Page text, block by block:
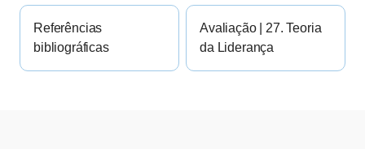
Referências
bibliográficas
Avaliação | 27. Teoria
da Liderança